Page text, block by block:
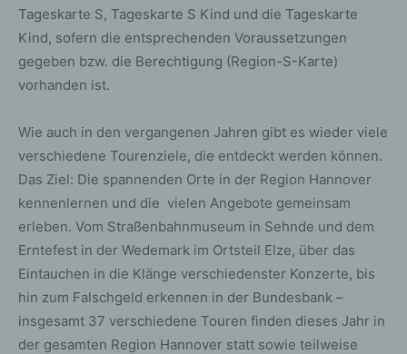
Tageskarte S, Tageskarte S Kind und die Tageskarte
Kind, sofern die entsprechenden Voraussetzungen
gegeben bzw. die Berechtigung (Region-S-Karte)
vorhanden ist.
Wie auch in den vergangenen Jahren gibt es wieder viele
verschiedene Tourenziele, die entdeckt werden können.
Das Ziel: Die spannenden Orte in der Region Hannover
kennenlernen und die vielen Angebote gemeinsam
erleben. Vom Straßenbahnmuseum in Sehnde und dem
Erntefest in der Wedemark im Ortsteil Elze, über das
Eintauchen in die Klänge verschiedenster Konzerte, bis
hin zum Falschgeld erkennen in der Bundesbank –
insgesamt 37 verschiedene Touren finden dieses Jahr in
der gesamten Region Hannover statt sowie teilweise